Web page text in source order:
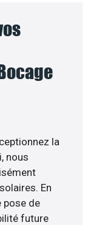
la
nous
En
pose de
future